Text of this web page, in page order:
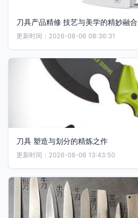
刀具产品精修 技艺与美学的精妙融合
更新时间：2026-08-06 08:36:31
刀具 塑造与划分的精炼之作
更新时间：2026-08-06 13:43:50